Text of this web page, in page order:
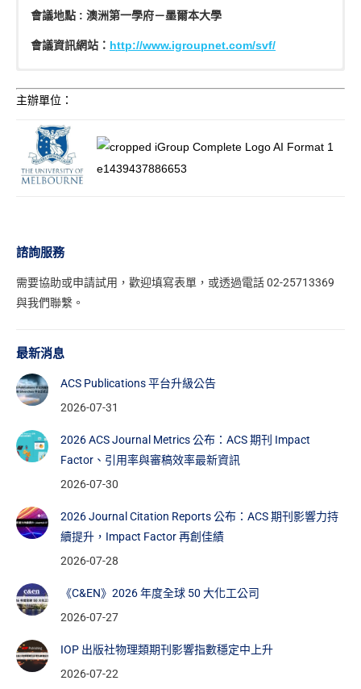
會議地點 : 澳洲第一學府－墨爾本大學
會議資訊網站： http://www.igroupnet.com/svf/
墨爾本大學是全球頂尖的研究型大學，在歷年的各大世界大
學排名中，均名列前50，其學術名聲和畢業生競爭力皆穩居
全球前25。而墨爾本大學圖書館更是澳洲最古老且是最大的
圖書館之一，藏書超過300萬冊。
photo courtesy Ben Kreunen.
維多利亞州立圖書館
一」，成立於1854年，擁有藏書200萬冊。每年到圖書館參
訪的訪客到達150萬人，網站訪客率更達600萬人次。
Philip Kent
墨爾本大學圖書館 館長
2. 澳洲八大頂尖學校(Go8) 圖書館館長
3. 澳大利亞圖書館雜誌(Australian Library Journal
Dr. Wong Woei Fuh
IES Consulting總監
經歷：曾在Thomson Reuters工作了10年，主要負責亞太地區知
識產權與科學事業。
報名截止日 : 即日起 – 2017 / 8 / 31
報名費：
早鳥價 + 雙人房 $1,500
(02)2571-3369#210 林小姐 |
(02)2571-3369#251 張小姐 |
(02)2571-3369#208 徐小姐 |iris.hsu@igrouptaiwan.com
主辦單位：
諮詢服務
需要協助或申請試用， 歡迎填寫表單 ，或透過電話 02-25713369
與我們聯繫。
最新消息
ACS Publications 平台升級公告
2026-07-31
2026 ACS Journal Metrics 公布：ACS 期刊 Impact
Factor、引用率與審稿效率最新資訊
2026-07-30
2026 Journal Citation Reports 公布：ACS 期刊影響力持
續提升，Impact Factor 再創佳績
2026-07-28
《C&EN》2026 年度全球 50 大化工公司
2026-07-27
IOP 出版社物理類期刊影響指數穩定中上升
2026-07-22